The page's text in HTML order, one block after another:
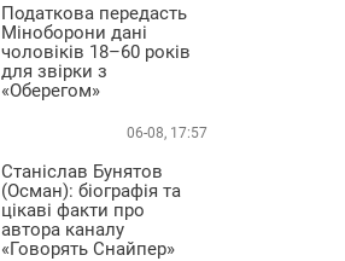
Податкова передасть
Міноборони дані
чоловіків 18–60 років
для звірки з
«Оберегом»
06-08, 17:57
Станіслав Бунятов
(Осман): біографія та
цікаві факти про
автора каналу
«Говорять Снайпер»